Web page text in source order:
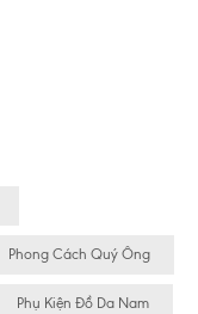
Phong Cách Quý Ông
Phụ Kiện Đồ Da Nam